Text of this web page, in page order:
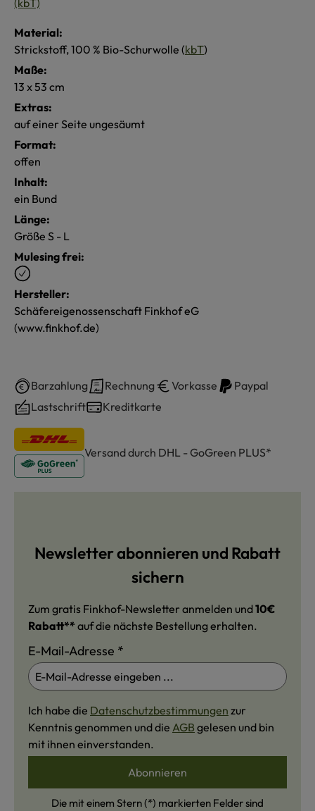
Material:
Strickstoff, 100 % Bio-Schurwolle (kbT)
Maße:
13 x 53 cm
Extras:
auf einer Seite ungesäumt
Format:
offen
Inhalt:
ein Bund
Länge:
Größe S - L
Mulesing frei:
Hersteller:
Schäfereigenossenschaft Finkhof eG
(www.finkhof.de)
Barzahlung Rechnung Vorkasse
Paypal
Lastschrift
Kreditkarte
Versand durch DHL - GoGreen PLUS*
Newsletter abonnieren und Rabatt
sichern
Zum gratis Finkhof-Newsletter anmelden und10€
Rabatt** auf die nächste Bestellung erhalten.
E-Mail-Adresse *
Ich habe die Datenschutzbestimmungen zur
Kenntnis genommen und die AGB gelesen und bin
mit ihnen einverstanden.
Abonnieren
Die mit einem Stern (*) markierten Felder sind